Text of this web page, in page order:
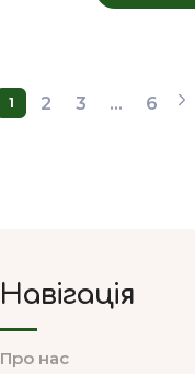
1 2 3 ... 6
Навігація
Про нас